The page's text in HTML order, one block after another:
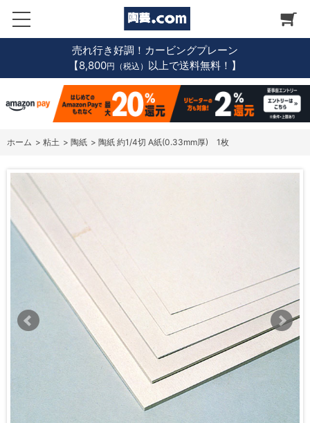
売れ行き好調！カービングプレーン
【8,800円（税込） 以上で送料無料！】
ホーム > 粘土 > 陶紙 > 陶紙 約1/4切 A紙(0.33mm厚) 1枚